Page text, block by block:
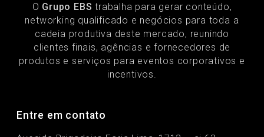
O Grupo EBS trabalha para gerar conteúdo,
networking qualificado e negócios para toda a
cadeia produtiva deste mercado, reunindo
clientes finais, agências e fornecedores de
produtos e serviços para eventos corporativos e
incentivos.
Entre em contato